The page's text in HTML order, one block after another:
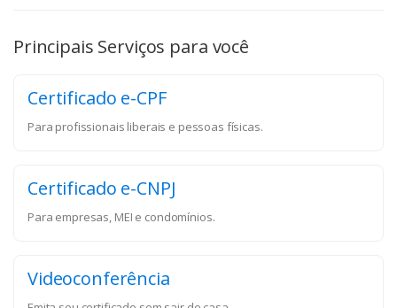
Principais Serviços para você
Certificado e-CPF
Para profissionais liberais e pessoas físicas.
Certificado e-CNPJ
Para empresas, MEI e condomínios.
Videoconferência